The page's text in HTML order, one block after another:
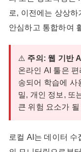
로, 이전에는 상상
안심하고 통합하여
⚠️ 주의: 웹 기반
온라인 AI 툴은
송되어 학습에 사
밀, 개인 정보, 또
큰 위험 요소가
로컬 AI는 데이터